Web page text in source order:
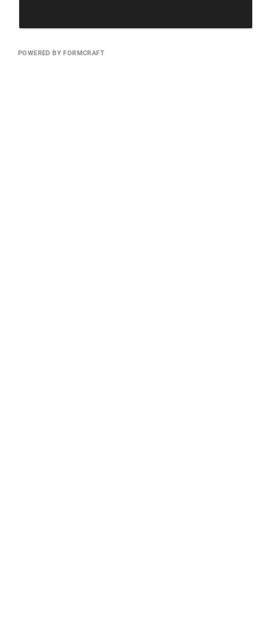
POWERED BY FORMCRAFT